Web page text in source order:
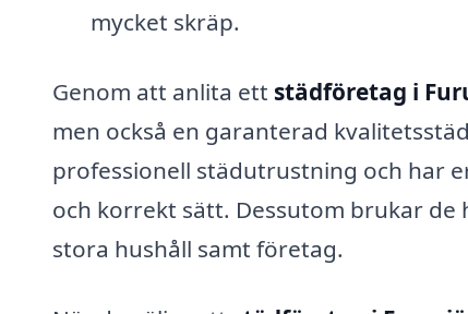
mycket skräp.
Genom att anlita ett städföretag i
men också en garanterad
professionell städutrustning och har
och korrekt sätt. Dessutom brukar de
stora hushåll samt företag.